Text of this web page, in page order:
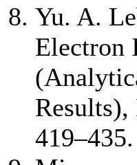
Yu. A.
Electron